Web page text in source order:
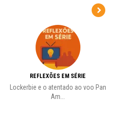
REFLEXÕES EM SÉRIE
Lockerbie e o atentado ao voo Pan
Am...